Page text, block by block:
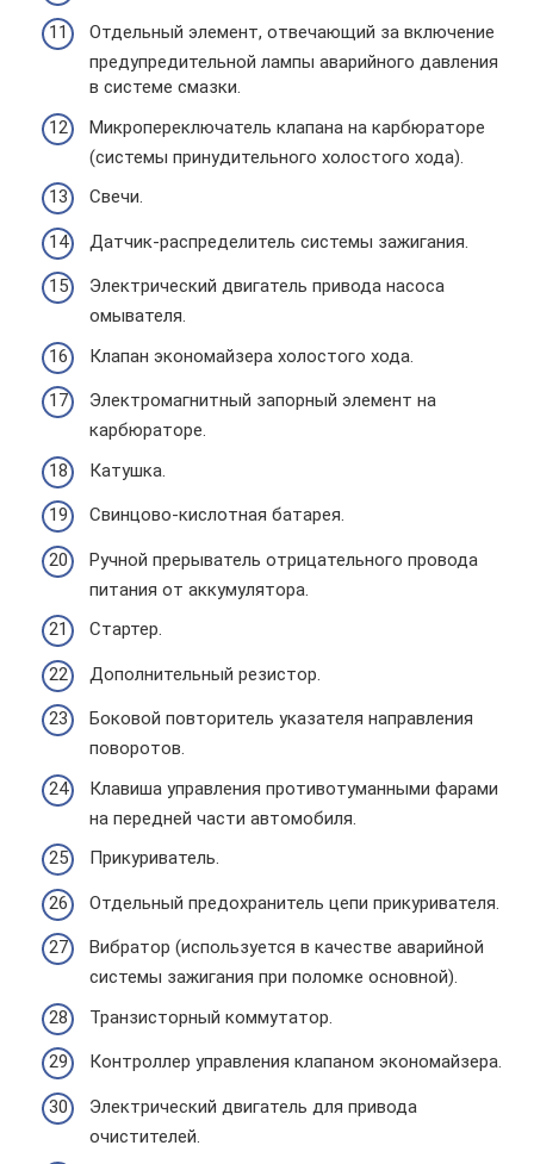
Отдельный элемент, отвечающий за включение
предупредительной лампы аварийного давления
в системе смазки.
Микропереключатель клапана на карбюраторе
(системы принудительного холостого хода).
Свечи.
Датчик-распределитель системы зажигания.
Электрический двигатель привода насоса
омывателя.
Клапан экономайзера холостого хода.
Электромагнитный запорный элемент на
карбюраторе.
Катушка.
Свинцово-кислотная батарея.
Ручной прерыватель отрицательного провода
питания от аккумулятора.
Стартер.
Дополнительный резистор.
Боковой повторитель указателя направления
поворотов.
Клавиша управления противотуманными фарами
на передней части автомобиля.
Прикуриватель.
Отдельный предохранитель цепи прикуривателя.
Вибратор (используется в качестве аварийной
системы зажигания при поломке основной).
Транзисторный коммутатор.
Контроллер управления клапаном экономайзера.
Электрический двигатель для привода
очистителей.